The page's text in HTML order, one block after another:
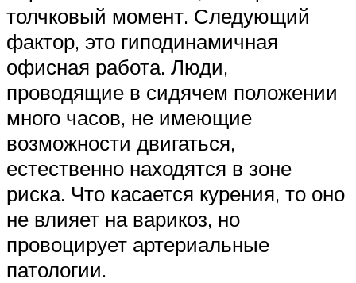
толчковый момент. Следующий
фактор, это гиподинамичная
офисная работа. Люди,
проводящие в сидячем положении
много часов, не имеющие
возможности двигаться,
естественно находятся в зоне
риска. Что касается курения, то оно
не влияет на варикоз, но
провоцирует артериальные
патологии.